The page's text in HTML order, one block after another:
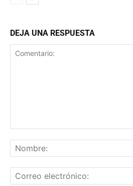
DEJA UNA RESPUESTA